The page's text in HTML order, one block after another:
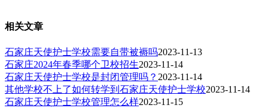
相关文章
石家庄天使护士学校需要自带被褥吗2023-11-13
石家庄2024年春季哪个卫校招生2023-11-14
石家庄天使护士学校是封闭管理吗？ 2023-11-14
其他学校不上了如何转学到石家庄天使护士学校2023-11-14
石家庄天使护士学校管理怎么样2023-11-15